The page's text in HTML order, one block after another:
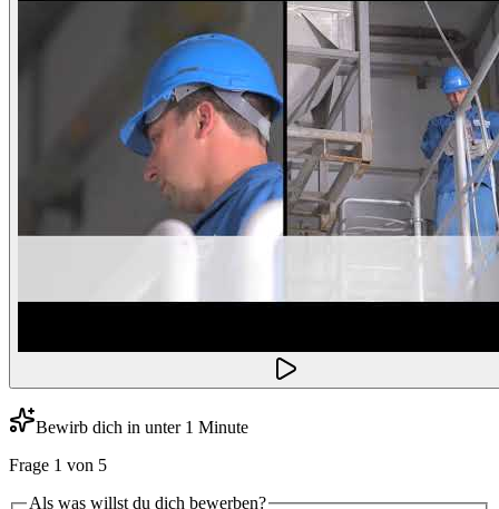
Bewirb dich in unter 1 Minute
Frage 1 von 5
Als was willst du dich bewerben?